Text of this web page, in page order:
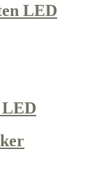
LED
LED